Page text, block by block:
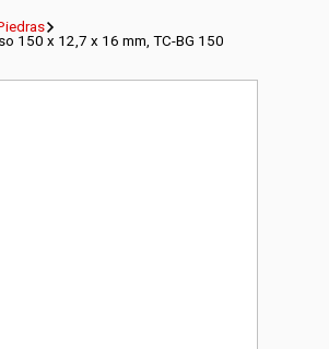
150 x 12,7 x 16 mm, TC-BG 150